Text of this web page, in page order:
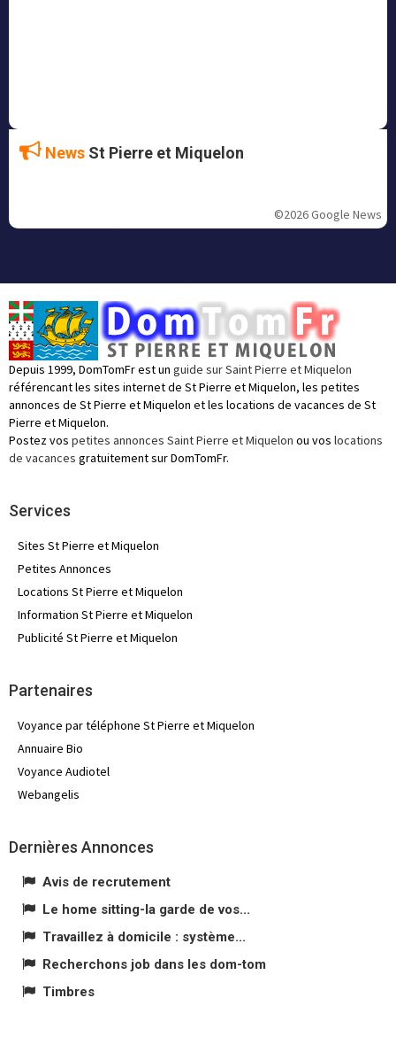
News St Pierre et Miquelon
©2026 Google News
Depuis 1999, DomTomFr est un guide sur Saint Pierre et Miquelon
référencant les sites internet de St Pierre et Miquelon, les petites
annonces de St Pierre et Miquelon et les locations de vacances de St
Pierre et Miquelon.
Postez vos petites annonces Saint Pierre et Miquelon ou vos locations
de vacances gratuitement sur DomTomFr.
Services
Sites St Pierre et Miquelon
Petites Annonces
Locations St Pierre et Miquelon
Information St Pierre et Miquelon
Publicité St Pierre et Miquelon
Partenaires
Voyance par téléphone St Pierre et Miquelon
Annuaire Bio
Voyance Audiotel
Webangelis
Dernières Annonces
Avis de recrutement
Le home sitting-la garde de vos...
Travaillez à domicile : système...
Recherchons job dans les dom-tom
Timbres